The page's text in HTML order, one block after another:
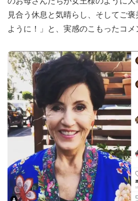
見合う休息と気晴らし、そしてご
ように！」と、実感のこもったコメ